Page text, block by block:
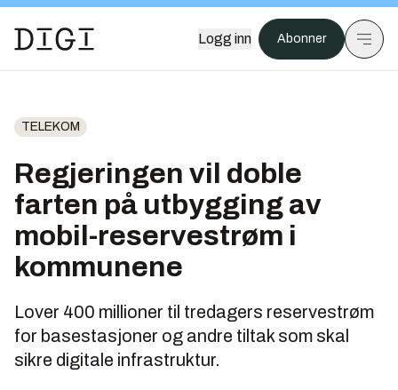
Logg inn Abonner
TELEKOM
Regjeringen vil doble
farten på utbygging av
mobil-reservestrøm i
kommunene
Lover 400 millioner til tredagers reservestrøm
for basestasjoner og andre tiltak som skal
sikre digitale infrastruktur.